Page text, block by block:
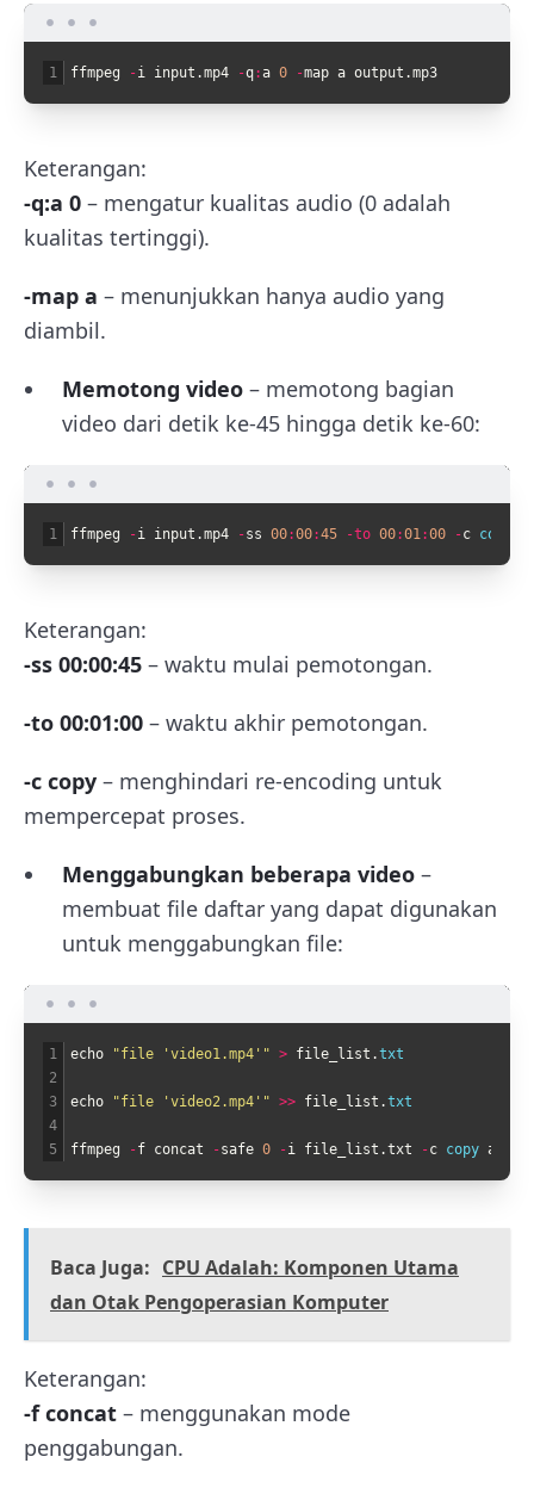
1 ffmpeg -i input .mp4 -q:a 0 -map a output .mp3
Keterangan:
-q:a 0 – mengatur kualitas audio (0 adalah
kualitas tertinggi).
-map a – menunjukkan hanya audio yang
diambil.
Memotong video – memotong bagian
video dari detik ke-45 hingga detik ke-60:
1 ffmpeg -i input .mp4 -ss 00:00:45 -to 00:01 :00 -c copy
Keterangan:
-ss 00:00:45 – waktu mulai pemotongan.
-to 00:01:00 – waktu akhir pemotongan.
-c copy – menghindari re-encoding untuk
mempercepat proses.
Menggabungkan beberapa video –
membuat file daftar yang dapat digunakan
untuk menggabungkan file:
1
2
3
4
5
echo "file 'video1.mp4'" > file_list .txt
echo "file 'video2.mp4'" >> file_list .txt
ffmpeg -f concat -safe 0 -i file_list .txt -c copy akhir
Baca Juga: CPU Adalah: Komponen Utama
dan Otak Pengoperasian Komputer
Keterangan:
-f concat – menggunakan mode
penggabungan.